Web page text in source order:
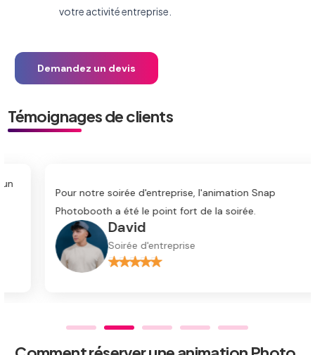
votre activité entreprise.
Demandez un devis
Témoignages de clients
David
Soirée d'entreprise
Pour notre soirée d'entreprise, l'animation Snap
Photobooth a été le point fort de la soirée.